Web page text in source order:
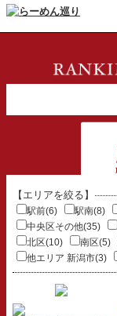
【エリアを絞る】
駅前(6) 駅南(8)
中央区その他(35)
北区(10)
南区(5)
他エリア 新潟市(3)